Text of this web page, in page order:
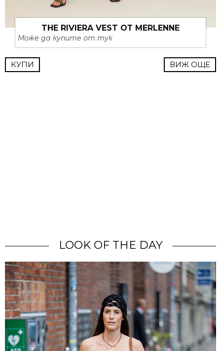
THE RIVIERA VEST ОТ MERLENNE
Може да купите от тук
КУПИ ВИЖ ОЩЕ
LOOK OF THE DAY